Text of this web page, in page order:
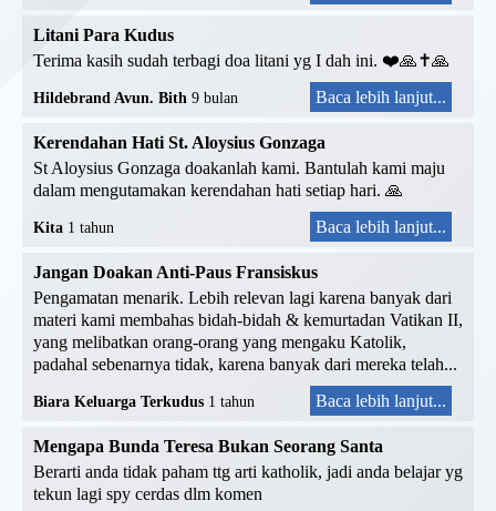
Litani Para Kudus
Terima kasih sudah terbagi doa litani yg I dah ini. ❤️🙏✝️🙏
Hildebrand Avun. Bith 9 bulan Baca lebih lanjut...
Kerendahan Hati St. Aloysius Gonzaga
St Aloysius Gonzaga doakanlah kami. Bantulah kami maju
dalam mengutamakan kerendahan hati setiap hari. 🙏
Kita 1 tahun Baca lebih lanjut...
Jangan Doakan Anti-Paus Fransiskus
Pengamatan menarik. Lebih relevan lagi karena banyak dari
materi kami membahas bidah-bidah & kemurtadan Vatikan II,
yang melibatkan orang-orang yang mengaku Katolik,
padahal sebenarnya tidak, karena banyak dari mereka telah...
Biara Keluarga Terkudus 1 tahun Baca lebih lanjut...
Mengapa Bunda Teresa Bukan Seorang Santa
Berarti anda tidak paham ttg arti katholik, jadi anda belajar yg
tekun lagi spy cerdas dlm komen